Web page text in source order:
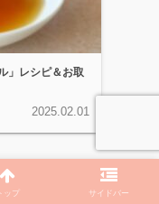
」レシピ＆お取
2025.02.01
ップ サイドバー